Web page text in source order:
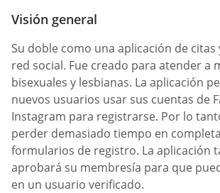
Visión general
Su doble como una aplicación de
red social. Fue creado para atender a
bisexuales y lesbianas. La aplicación
nuevos usuarios usar sus cuentas de
Instagram para registrarse. Por lo
perder demasiado tiempo en
formularios de registro. La aplicación
aprobará su membresía para que
en un usuario verificado.